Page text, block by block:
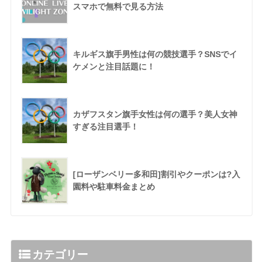
スマホで無料で見る方法
キルギス旗手男性は何の競技選手？SNSでイ
ケメンと注目話題に！
カザフスタン旗手女性は何の選手？美人女神
すぎる注目選手！
[ローザンベリー多和田]割引やクーポンは?入
園料や駐車料金まとめ
カテゴリー